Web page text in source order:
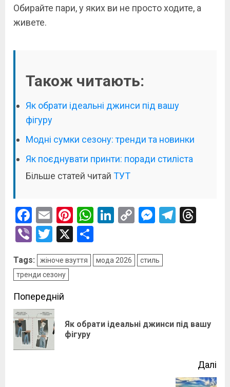
Обирайте пари, у яких ви не просто ходите, а
живете.
Також читають:
Як обрати ідеальні джинси під вашу
фігуру
Модні сумки сезону: тренди та новинки
Як поєднувати принти: поради стиліста
Більше статей читай ТУТ
Facebook
EmailPinterest
WhatsApp
LinkedIn
Copy
ViberTwitter
X
Tags: жіноче взуття мода 2026
стиль
тренди сезону
Post
navigation
Попередній
Як обрати ідеальні джинси під вашу
фігуру
Далі